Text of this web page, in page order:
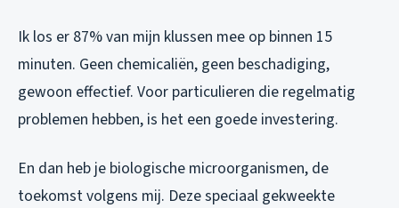
Ik los er 87% van mijn klussen mee op binnen 15
minuten. Geen chemicaliën, geen beschadiging,
gewoon effectief. Voor particulieren die regelmatig
problemen hebben, is het een goede investering.
En dan heb je biologische microorganismen, de
toekomst volgens mij. Deze speciaal gekweekte